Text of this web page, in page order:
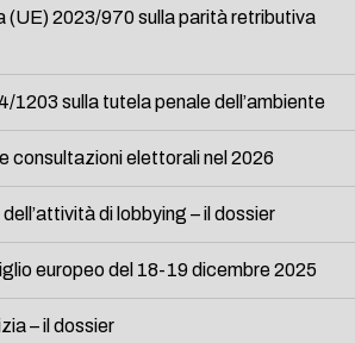
(UE) 2023/970 sulla parità retributiva
1203 sulla tutela penale dell’ambiente
consultazioni elettorali nel 2026
di lobbying – il dossier
europeo del 18-19 dicembre 2025
– il dossier